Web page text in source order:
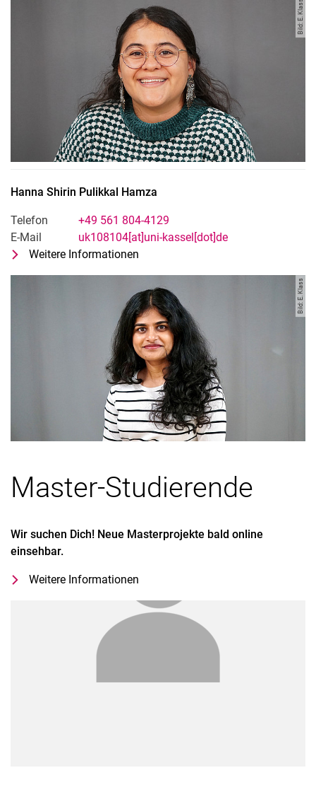
Bild: E. Klass
Hanna Shirin Pulikkal Hamza
Telefon
+49 561 804-4129
E-Mail
uk108104[at]uni-kassel[dot]de
Weitere Informationen
Bild: E. Klass
Master-Studierende
Wir suchen Dich! Neue Masterprojekte bald online
einsehbar.
Weitere Informationen